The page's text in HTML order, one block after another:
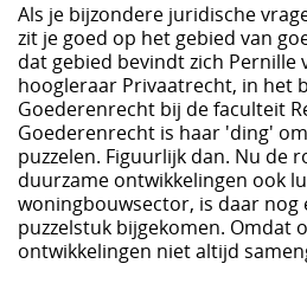
Als je bijzondere juridische
zit je goed op het gebied van
dat gebied bevindt zich Pernille
hoogleraar Privaatrecht, in het
Goederenrecht bij de faculteit
Goederenrecht is haar 'ding'
puzzelen. Figuurlijk dan. Nu de
duurzame ontwikkelingen ook
woningbouwsector, is daar nog
puzzelstuk bijgekomen. Omdat
ontwikkelingen niet altijd